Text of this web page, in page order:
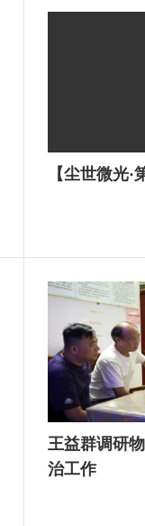
【尘世微光
王益群调研
治工作